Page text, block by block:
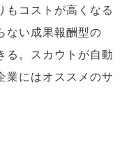
もコストが高くなる
ない成果報酬型の
る。スカウトが自動
業にはオススメのサ